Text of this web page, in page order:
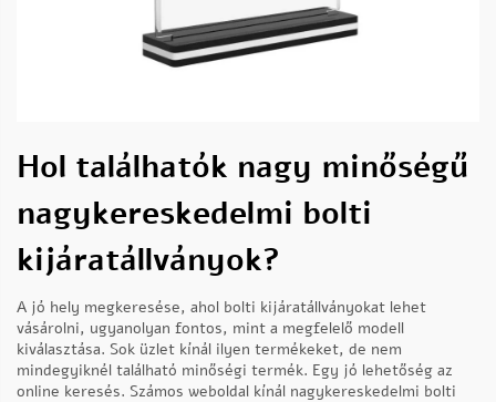
Hol találhatók nagy minőségű
nagykereskedelmi bolti
kijáratállványok?
A jó hely megkeresése, ahol bolti kijáratállványokat lehet
vásárolni, ugyanolyan fontos, mint a megfelelő modell
kiválasztása. Sok üzlet kínál ilyen termékeket, de nem
mindegyiknél található minőségi termék. Egy jó lehetőség az
online keresés. Számos weboldal kínál nagykereskedelmi bolti